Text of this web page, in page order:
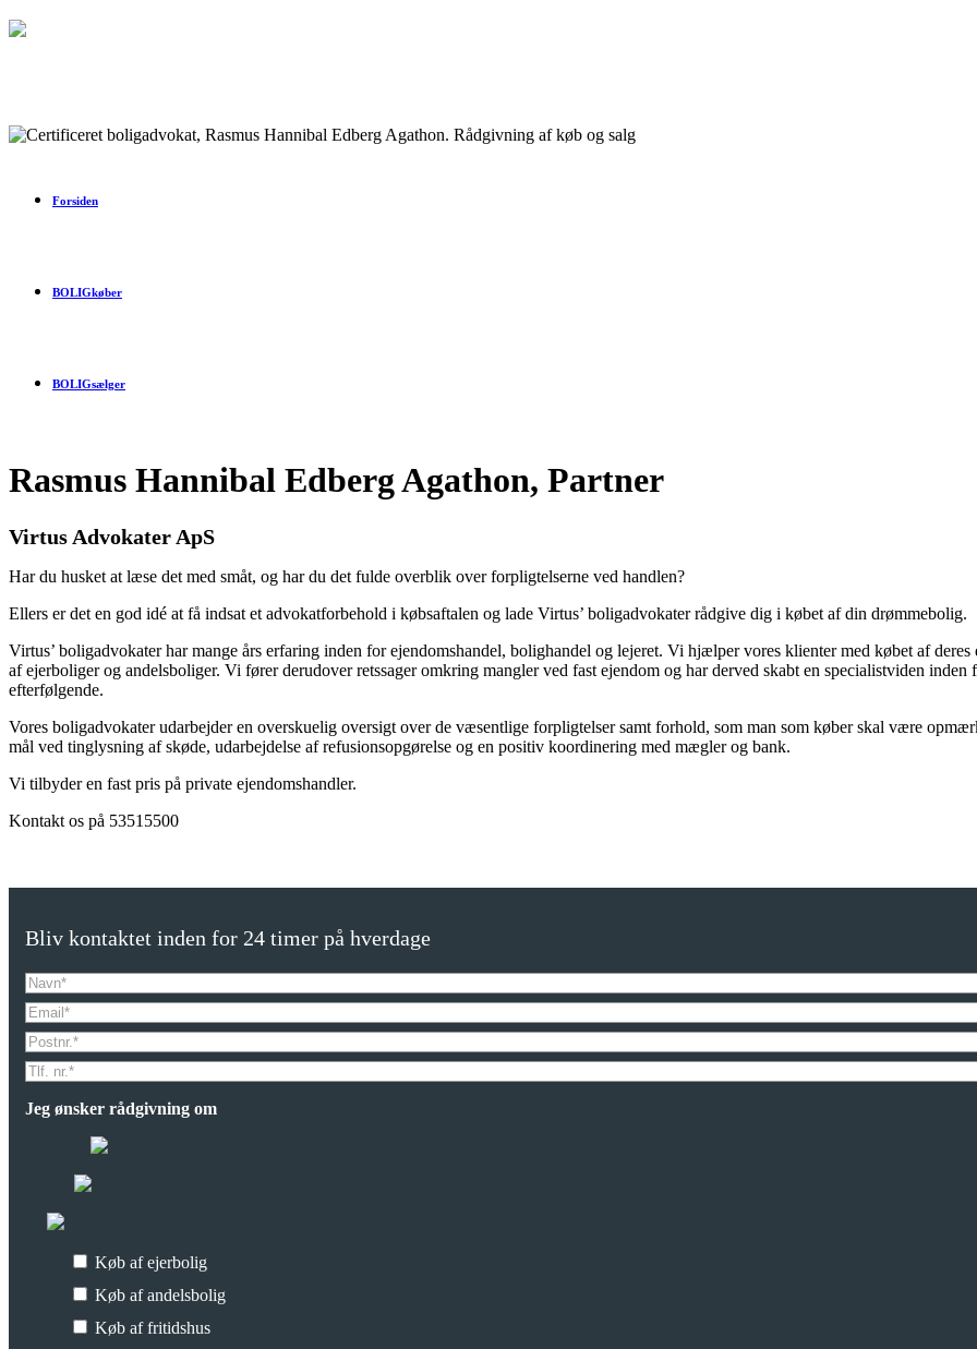
Forsiden
BOLIGkøber
BOLIGsælger
Rasmus Hannibal Edberg Agathon, Partner
Virtus Advokater ApS
Har du husket at læse det med småt, og har du det fulde overblik over forpligtelserne ved handlen?​
Ellers er det en god idé at få indsat et advokatforbehold i købsaftalen og lade Virtus’ boligadvokater rådgive dig i købet af din drømmebolig.
​Virtus’ boligadvokater har mange års erfaring inden for ejendomshandel, bolighandel og lejeret. Vi hjælper vores klienter med købet af
af ejerboliger og andelsboliger. Vi fører derudover retssager omkring mangler ved fast ejendom og har derved skabt en specialistviden
efterfølgende.
​Vores boligadvokater udarbejder en overskuelig oversigt over de væsentlige forpligtelser samt forhold, som man som køber skal være
mål ved tinglysning af skøde, udarbejdelse af refusionsopgørelse og en positiv koordinering med mægler og bank.
​Vi tilbyder en fast pris på private ejendomshandler.
Kontakt os på 53515500
Bliv kontaktet inden for 24 timer på hverdage
Jeg ønsker rådgivning om
Køb af ejerbolig
Køb af andelsbolig
Køb af fritidshus